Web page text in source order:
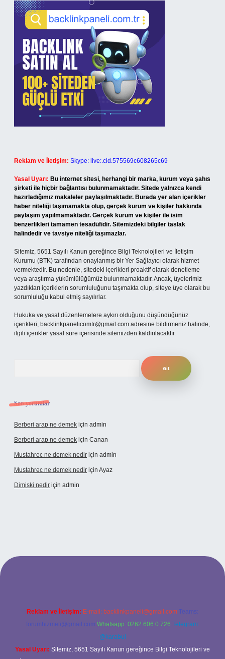
Reklam ve İletişim: Skype: live:.cid.575569c608265c69
Yasal Uyarı: Bu internet sitesi, herhangi bir marka, kurum veya şahıs
şirketi ile hiçbir bağlantısı bulunmamaktadır. Sitede yalnızca kendi
hazırladığımız makaleler paylaşılmaktadır. Burada yer alan içerikler
haber niteliği taşımamakta olup, gerçek kurum ve kişiler hakkında
paylaşım yapılmamaktadır. Gerçek kurum ve kişiler ile isim
benzerlikleri tamamen tesadüfidir. Sitemizdeki bilgiler taslak
halindedir ve tavsiye niteliği taşımazlar.
Sitemiz, 5651 Sayılı Kanun gereğince Bilgi Teknolojileri ve İletişim
Kurumu (BTK) tarafından onaylanmış bir Yer Sağlayıcı olarak hizmet
vermektedir. Bu nedenle, sitedeki içerikleri proaktif olarak denetleme
veya araştırma yükümlülüğümüz bulunmamaktadır. Ancak, üyelerimiz
yazdıkları içeriklerin sorumluluğunu taşımakta olup, siteye üye olarak bu
sorumluluğu kabul etmiş sayılırlar.
Hukuka ve yasal düzenlemelere aykırı olduğunu düşündüğünüz
içerikleri, backlinkpanelicomtr@gmail.com adresine bildirmeniz halinde,
ilgili içerikler yasal süre içerisinde sitemizden kaldırılacaktır.
Son yorumlar
Berberi arap ne demek için admin
Berberi arap ne demek için Canan
Mustahrec ne demek nedir için admin
Mustahrec ne demek nedir için Ayaz
Dimiski nedir için admin
adresi
Reklam ve İletişim: E-mail: backlinkpaneli@gmail.com Teams:
forumhizmeti@gmail.com Whatsapp: 0262 606 0 726 Telegram:
@karabul
Yasal Uyarı: Sitemiz, 5651 Sayılı Kanun gereğince Bilgi Teknolojileri ve